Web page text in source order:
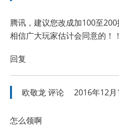
腾讯，建议您改成加100至
相信广大玩家估计会同意的！
回复
欧敬龙评论 2016年12
怎么领啊